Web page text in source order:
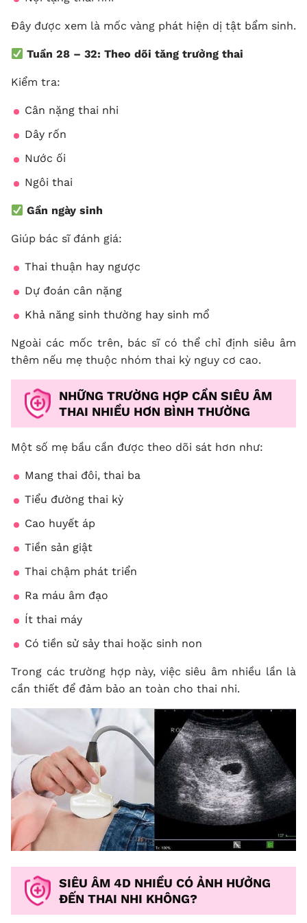
Đây được xem là mốc vàng phát hiện dị tật bẩm sinh.
Tuần 28 – 32: Theo dõi tăng trưởng thai
Kiểm tra:
Cân nặng thai nhi
Dây rốn
Nước ối
Ngôi thai
Gần ngày sinh
Giúp bác sĩ đánh giá:
Thai thuận hay ngược
Dự đoán cân nặng
Khả năng sinh thường hay sinh mổ
Ngoài các mốc trên, bác sĩ có thể chỉ định siêu âm
thêm nếu mẹ thuộc nhóm thai kỳ nguy cơ cao.
NHỮNG TRƯỜNG HỢP CẦN SIÊU ÂM
THAI NHIỀU HƠN BÌNH THƯỜNG
Một số mẹ bầu cần được theo dõi sát hơn như:
Mang thai đôi, thai ba
Tiểu đường thai kỳ
Cao huyết áp
Tiền sản giật
Thai chậm phát triển
Ra máu âm đạo
Ít thai máy
Có tiền sử sảy thai hoặc sinh non
Trong các trường hợp này, việc siêu âm nhiều lần là
cần thiết để đảm bảo an toàn cho thai nhi.
SIÊU ÂM 4D NHIỀU CÓ ẢNH HƯỞNG
ĐẾN THAI NHI KHÔNG?